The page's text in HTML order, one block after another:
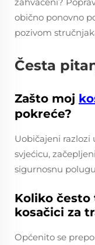
obično ponovno
pozivom
Česta
Zašto moj
pokreće?
Uobičajeni razlozi
svjećicu,
sigurnosnu
Koliko
kosačici za
Općenito se